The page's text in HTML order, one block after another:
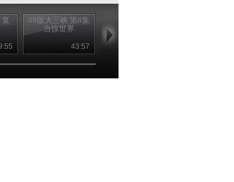
09版大三峡 第8集
当惊世界
43:57